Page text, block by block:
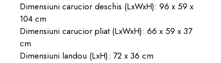
Dimensiuni carucior deschis (LxWxH): 96 x 59 x
104 cm
Dimensiuni carucior pliat (LxWxH): 66 x 59 x 37
cm
Dimensiuni landou (LxH): 72 x 36 cm